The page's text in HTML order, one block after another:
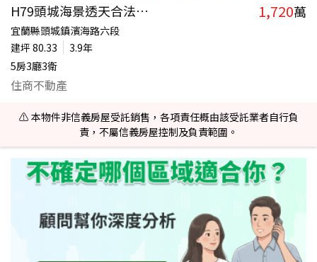
H79頭城海景透天合法民宿社區 1,720萬
宜蘭縣頭城鎮濱海路六段
建坪 80.33
3.9年
5房3廳3衛
住商不動產
⚠️ 本物件非信義房屋受託銷售，各項責任概由該受託業者自行負
責，不屬信義房屋控制及負責範圍。